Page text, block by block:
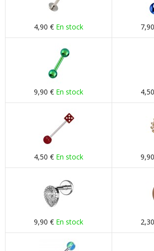
4,90 € En stock
9,90 € En stock
4,50 € En stock
9,90 € En stock